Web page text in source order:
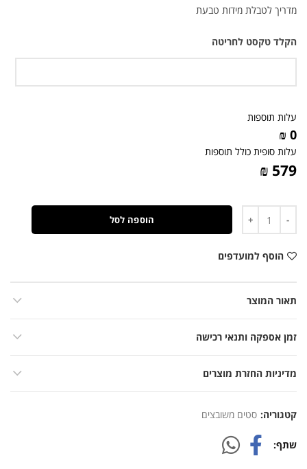
היה:
הוא:
מדריך לטבלת מידות טבעת
הקלד טקסט לחריטה
עלות תוספות
0 ₪
עלות סופית כולל תוספות
579 ₪
הוספה לסל
הוסף למועדפים
תאור המוצר
זמן אספקה ותנאי רכישה
מדיניות החזרת מוצרים
קטגוריה: סטים משובצים
שתף